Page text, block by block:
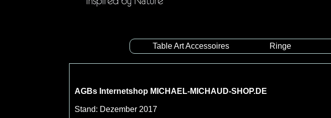
Table Art Accessoires Ringe
AGBs Internetshop MICHAEL-MICHAUD-SHOP.DE
Stand: Dezember 2017